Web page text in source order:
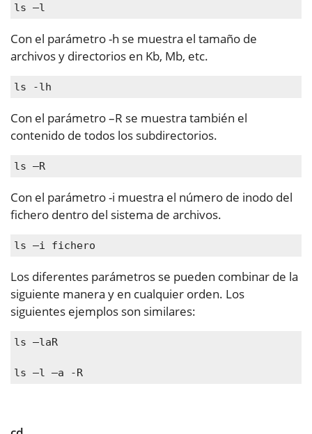
ls –l
Con el parámetro -h se muestra el tamaño de
archivos y directorios en Kb, Mb, etc.
ls -lh
Con el parámetro –R se muestra también el
contenido de todos los subdirectorios.
ls –R
Con el parámetro -i muestra el número de inodo del
fichero dentro del sistema de archivos.
ls –i fichero
Los diferentes parámetros se pueden combinar de la
siguiente manera y en cualquier orden. Los
siguientes ejemplos son similares:
ls –laR
ls –l –a -R